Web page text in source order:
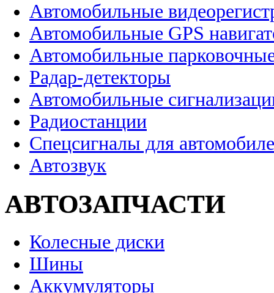
Автомобильные
Автомобильные GPS
Автомобильные
Радар-детекторы
Автомобильные
Радиостанции
Спецсигналы для
Автозвук
АВТОЗАПЧАСТИ
Колесные диски
Шины
Аккумуляторы